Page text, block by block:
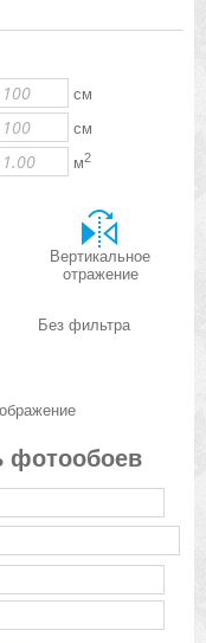
см
см
м2
Вертикальное
отражение
Без фильтра
фотообоев